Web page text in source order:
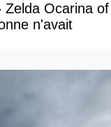
Zelda Ocarina of
n'avait